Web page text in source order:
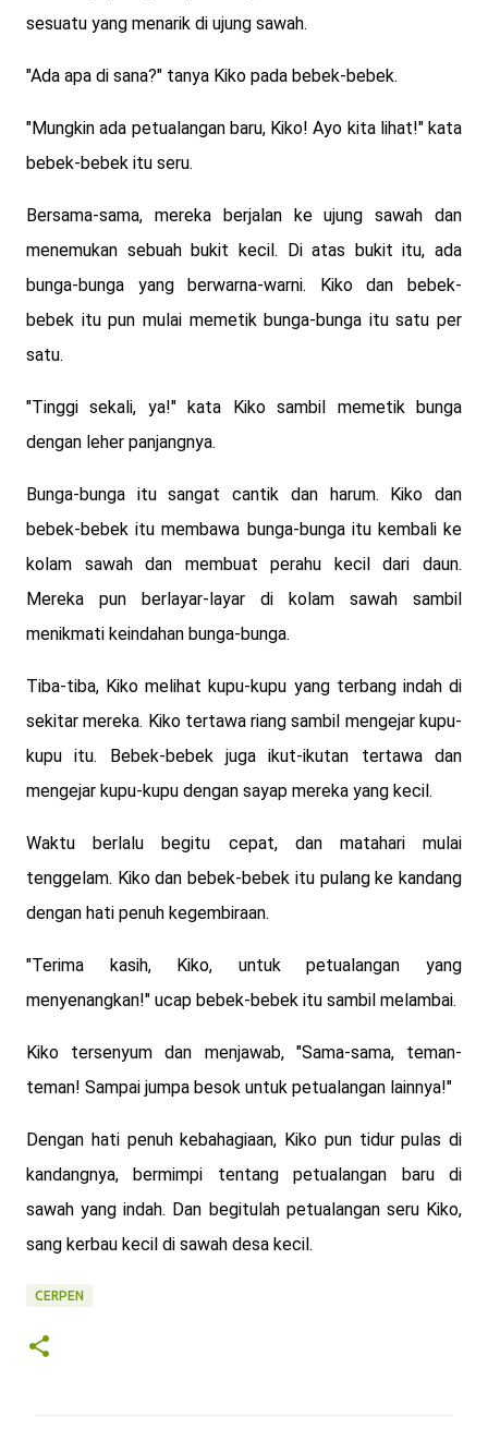
sesuatu yang menarik di ujung sawah.
"Ada apa di sana?" tanya Kiko pada bebek-bebek.
"Mungkin ada petualangan baru, Kiko! Ayo kita lihat!" kata
bebek-bebek itu seru.
Bersama-sama, mereka berjalan ke ujung sawah dan
menemukan sebuah bukit kecil. Di atas bukit itu, ada
bunga-bunga yang berwarna-warni. Kiko dan bebek-
bebek itu pun mulai memetik bunga-bunga itu satu per
satu.
"Tinggi sekali, ya!" kata Kiko sambil memetik bunga
dengan leher panjangnya.
Bunga-bunga itu sangat cantik dan harum. Kiko dan
bebek-bebek itu membawa bunga-bunga itu kembali ke
kolam sawah dan membuat perahu kecil dari daun.
Mereka pun berlayar-layar di kolam sawah sambil
menikmati keindahan bunga-bunga.
Tiba-tiba, Kiko melihat kupu-kupu yang terbang indah di
sekitar mereka. Kiko tertawa riang sambil mengejar kupu-
kupu itu. Bebek-bebek juga ikut-ikutan tertawa dan
mengejar kupu-kupu dengan sayap mereka yang kecil.
Waktu berlalu begitu cepat, dan matahari mulai
tenggelam. Kiko dan bebek-bebek itu pulang ke kandang
dengan hati penuh kegembiraan.
"Terima kasih, Kiko, untuk petualangan yang
menyenangkan!" ucap bebek-bebek itu sambil melambai.
Kiko tersenyum dan menjawab, "Sama-sama, teman-
teman! Sampai jumpa besok untuk petualangan lainnya!"
Dengan hati penuh kebahagiaan, Kiko pun tidur pulas di
kandangnya, bermimpi tentang petualangan baru di
sawah yang indah. Dan begitulah petualangan seru Kiko,
sang kerbau kecil di sawah desa kecil.
CERPEN